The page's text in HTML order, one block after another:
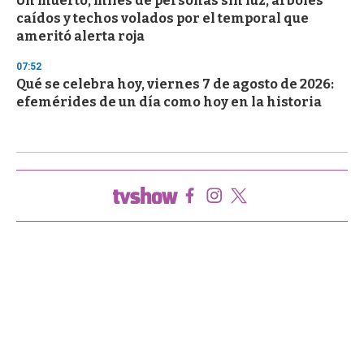
caídos y techos volados por el temporal que
ameritó alerta roja
07:52
Qué se celebra hoy, viernes 7 de agosto de 2026:
efemérides de un día como hoy en la historia